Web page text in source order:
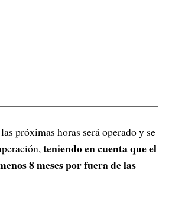
próximas horas será operado y se
teniendo en cuenta que el
8 meses por fuera de las